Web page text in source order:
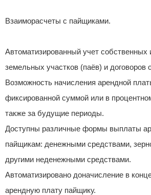
Взаиморасчеты с пайщиками.
Автоматизированный учет собственных
земельных участков (паёв) и договоров
Возможность начисления арендной
фиксированной суммой или в
также за будущие периоды.
Доступны различные формы выплаты
пайщикам: денежными средствами,
другими неденежными средствами.
Автоматизировано доначисление в
арендную плату пайщику.